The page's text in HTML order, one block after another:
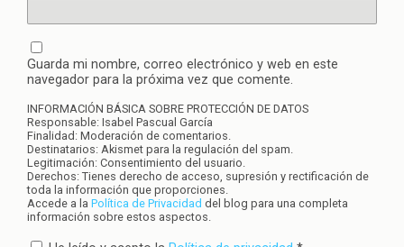
Guarda mi nombre, correo electrónico y web en este
navegador para la próxima vez que comente.
INFORMACIÓN BÁSICA SOBRE PROTECCIÓN DE DATOS
Responsable: Isabel Pascual García
Finalidad: Moderación de comentarios.
Destinatarios: Akismet para la regulación del spam.
Legitimación: Consentimiento del usuario.
Derechos: Tienes derecho de acceso, supresión y rectificación de
toda la información que proporciones.
Accede a la Política de Privacidad del blog para una completa
información sobre estos aspectos.